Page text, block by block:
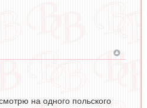
на одного польского